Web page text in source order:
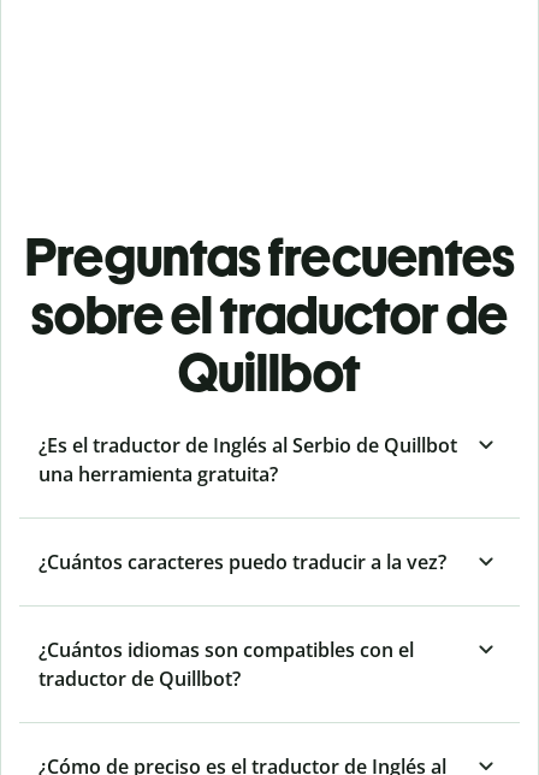
Preguntas frecuentes
sobre el traductor de
Quillbot
¿Es el traductor de Inglés al Serbio de Quillbot
una herramienta gratuita?
¿Cuántos caracteres puedo traducir a la vez?
¿Cuántos idiomas son compatibles con el
traductor de Quillbot?
¿Cómo de preciso es el traductor de Inglés al